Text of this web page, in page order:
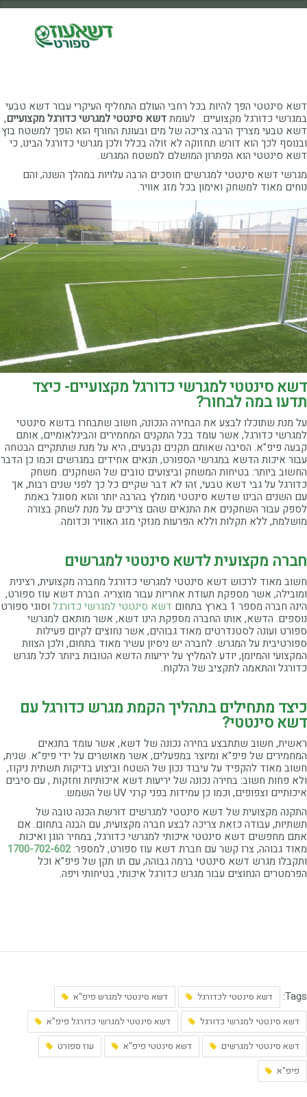
דשא סינטטי הפך להיות בכל רחבי העולם התחליף העיקרי עבור דשא טבעי
במגרשי כדורגל מקצועיים. לעומתדשא סינטטי למגרשי כדורגל מקצועיים,
דשא טבעי מצריך הרבה צריכה של מים ובעונת החורף הוא הופך למשטח בוץ
ובנוסף לכך הוא דורש תחזוקה לא זולה בכלל ולכן מגרשי כדורגל הבינו, כי
דשא סינטטי הוא הפתרון המושלם למשטח המגרש.
מגרשי דשא סינטטי למגרשים חוסכים הרבה עלויות במהלך השנה, והם
נוחים מאוד למשחק ואימון בכל מזג אוויר.
דשא סינטטי למגרשי כדורגל מקצועיים- כיצד
תדעו במה לבחור?
על מנת שתוכלו לבצע את הבחירה הנכונה, חשוב שתבחרו בדשא סינטטי
למגרשי כדורגל, אשר עומד בכל התקנים המחמירים והבינלאומיים, אותם
קבעה פיפ"א. הסיבה שאותם תקנים נקבעים, היא על מנת שתתקיים הבטחה
עבור איכות הדשא במגרשי הספורט, תנאים אחידים במגרשים וכמו כן הדבר
החשוב ביותר: בטיחות המשחק וביצועים טובים של השחקנים. משחק
כדורגל על גבי דשא טבעי, זהו לא דבר שקיים כל כך לפני שנים רבות, אך
עם השנים הבינו שדשא סינטטי מומלץ בהרבה יותר והוא מסוגל באמת
לספק עבור השחקנים את התנאים שהם צריכים על מנת לשחק בצורה
מושלמת, ללא תקלות וללא הפרעות מנזקי מזג האוויר וכדומה.
חברה מקצועית לדשא סינטטי למגרשים
חשוב מאוד לרכוש דשא סינטטי למגרשי כדורגל מחברה מקצועית, רצינית
ומובילה, אשר מספקת תעודת אחריות עבור מוצריה. חברת דשא עוז ספורט,
הינה חברה מספר 1 בארץ בתחום
דשא סינטטי למגרשי כדורגל וסוגי ספורט
נוספים. הדשא, אותו החברה מספקת הינו דשא, אשר מותאם למגרשי
ספורט ועונה לסטנדרטים מאוד גבוהים, אשר נחוצים לקיום פעילות
ספורטיבית על המגרש. לחברה יש ניסיון עשיר מאוד בתחום, ולכן הצוות
המקצועי והמיומן, יודע להמליץ על יריעות הדשא הטובות ביותר לכל מגרש
כדורגל והתאמה לתקציב של הלקוח.
כיצד מתחילים בתהליך הקמת מגרש כדורגל עם
דשא סינטטי?
ראשית, חשוב שתתבצע בחירה נכונה של דשא, אשר עומד בתנאים
המחמירים של פיפ"א ומיוצר במפעלים, אשר מאושרים על ידי פיפ"א. שנית,
חשוב מאוד להקפיד על עיבוד נכון של השטח וביצוע בדיקות תשתית ניקוז,
ולא פחות חשוב: בחירה נכונה של יריעות דשא איכותיות וחזקות , עם סיבים
איכותיים וצפופים, וכמו כן עמידות בפני קרני UV של השמש.
התקנה מקצועית של דשא סינטטי למגרשים דורשת הכנה טובה של
תשתיות, עבודה כזאת צריכה לבצע חברה מקצועית, עם הבנה בתחום. אם
אתם מחפשים דשא סינטטי איכותי למגרשי כדורגל, במחיר הוגן ואיכות
מאוד גבוהה, צרו קשר עם חברת דשא עוז ספורט, למספר:1700-702-602
ותקבלו מגרש דשא סינטטי ברמה גבוהה, עם תו תקן של פיפ"א וכל
הפרמטרים הנחוצים עבור מגרש כדורגל איכותי, בטיחותי ויפה.
Tags: דשא סינטטי לכדורגל
דשא סינטטי למגרש פיפ"א
דשא סינטטי למגרשי כדורגל
דשא סינטטי למגרשי כדורגל פיפ"א
דשא סינטטי למגרשים
דשא סינטטי פיפ"א
עוז ספורט
פיפ"א